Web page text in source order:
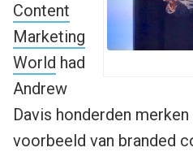
Content
Marketing
World had
Andrew
Davis honderden merken
voorbeeld van branded